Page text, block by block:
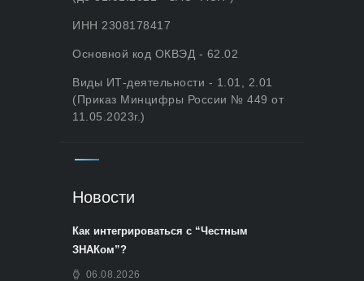
ИНН 2308178417
Основной код ОКВЭД - 62.02
Виды ИТ-деятельности - 1.01, 2.01
(Приказ Минцифры России № 449 от
11.05.2023г.)
Новости
Как интегрироваться с “Честным
ЗНАКом”?
06.08.2026